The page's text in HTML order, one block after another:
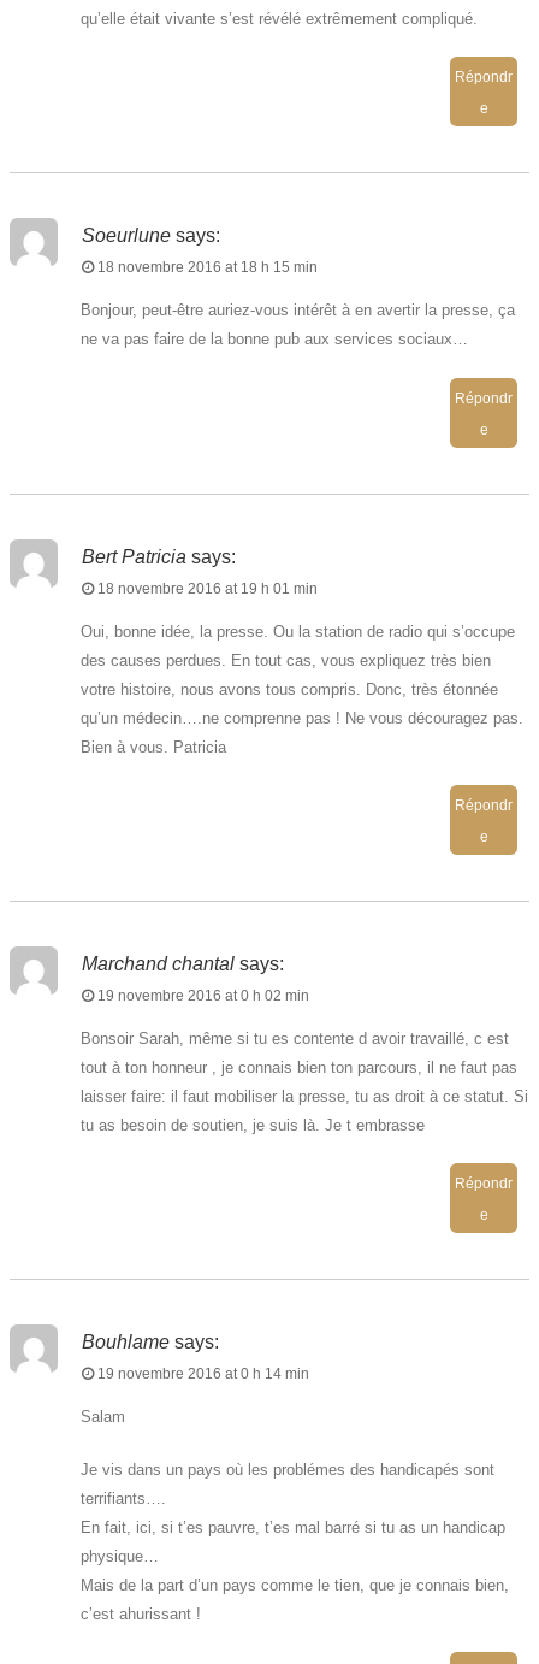
qu’elle était vivante s’est révélé extrêmement compliqué.
Répondr
e
Soeurlune says:
18 novembre 2016 at 18 h 15 min
Bonjour, peut-être auriez-vous intérêt à en avertir la presse, ça
ne va pas faire de la bonne pub aux services sociaux…
Répondr
e
Bert Patricia says:
18 novembre 2016 at 19 h 01 min
Oui, bonne idée, la presse. Ou la station de radio qui s’occupe
des causes perdues. En tout cas, vous expliquez très bien
votre histoire, nous avons tous compris. Donc, très étonnée
qu’un médecin….ne comprenne pas ! Ne vous découragez pas.
Bien à vous. Patricia
Répondr
e
Marchand chantal says:
19 novembre 2016 at 0 h 02 min
Bonsoir Sarah, même si tu es contente d avoir travaillé, c est
tout à ton honneur , je connais bien ton parcours, il ne faut pas
laisser faire: il faut mobiliser la presse, tu as droit à ce statut. Si
tu as besoin de soutien, je suis là. Je t embrasse
Répondr
e
Bouhlame says:
19 novembre 2016 at 0 h 14 min
Salam
Je vis dans un pays où les problémes des handicapés sont
terrifiants….
En fait, ici, si t’es pauvre, t’es mal barré si tu as un handicap
physique…
Mais de la part d’un pays comme le tien, que je connais bien,
c’est ahurissant !